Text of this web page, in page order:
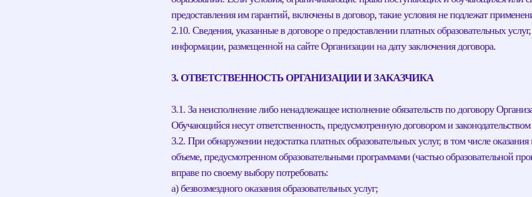
предоставления им гарантий, включены в договор, такие условия не подлежат
2.10. Сведения, указанные в договоре о предоставлении платных образовательных
информации, размещенной на сайте Организации на дату заключения договора.
3. ОТВЕТСТВЕННОСТЬ ОРГАНИЗАЦИИ И ЗАКАЗЧИКА
3.1. За неисполнение либо ненадлежащее исполнение обязательств по договору
Обучающийся несут ответственность, предусмотренную договором и
3.2. При обнаружении недостатка платных образовательных услуг, в том числе
объеме, предусмотренном образовательными программами (частью образовательной
вправе по своему выбору потребовать:
а) безвозмездного оказания образовательных услуг;